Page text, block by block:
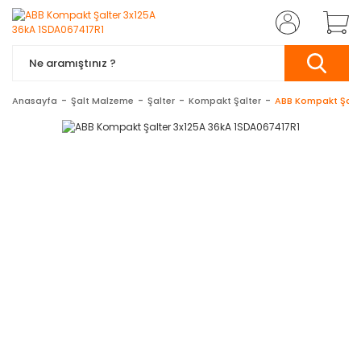
Anasayfa Şalt Malzeme Şalter Kompakt Şalter ABB Kompakt